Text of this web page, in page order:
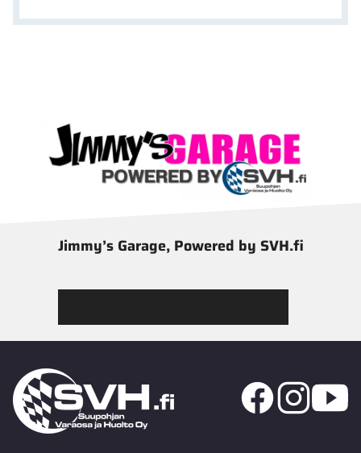
Jimmy’s Garage, Powered by SVH.fi